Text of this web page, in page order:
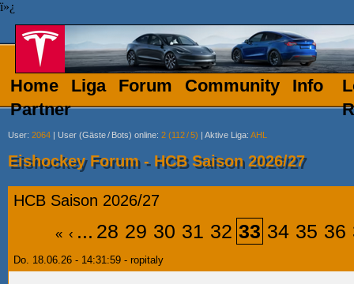
ï»¿
Home Liga Forum Community
Info
Partner
User: 2064 | User (Gäste/ Bots) online: 2 (112/5) | Aktive Liga: AHL
Eishockey Forum - HCB Saison 2026/27
HCB Saison 2026/27
« ‹ ... 28 29 30 31 32 33 34 35 36
Do. 18.06.26 - 14:31:59 - ropitaly